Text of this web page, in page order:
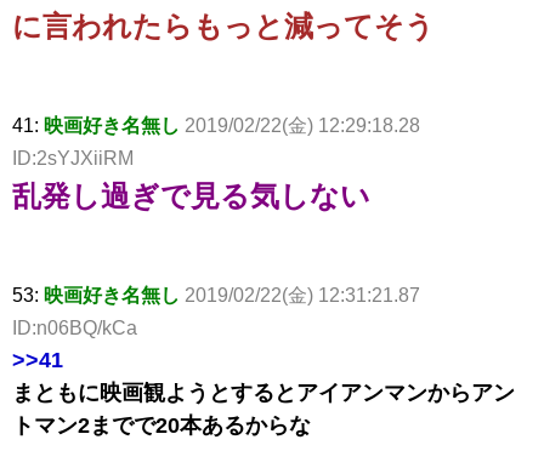
に言われたらもっと減ってそう
41: 映画好き名無し 2019/02/22(金) 12:29:18.28
ID:2sYJXiiRM
乱発し過ぎで見る気しない
53: 映画好き名無し 2019/02/22(金) 12:31:21.87
ID:n06BQ/kCa
>>41
まともに映画観ようとするとアイアンマンからアン
トマン2までで20本あるからな